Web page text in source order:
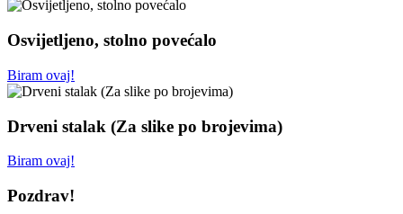
Osvijetljeno, stolno povećalo
Biram ovaj!
Drveni stalak (Za slike po brojevima)
Biram ovaj!
Pozdrav!